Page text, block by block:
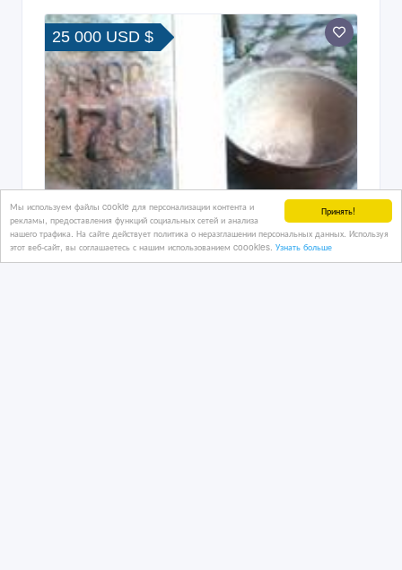
Принять!
Мы используем файлы cookie для персонализации контента и
рекламы, предоставления функций социальных сетей и анализа
нашего трафика. На сайте действует политика о неразглашении персональных данных. Используя
этот веб-сайт, вы соглашаетесь с нашим использованием coookies. Узнать больше
25 000 USD $
Продам антиквариат